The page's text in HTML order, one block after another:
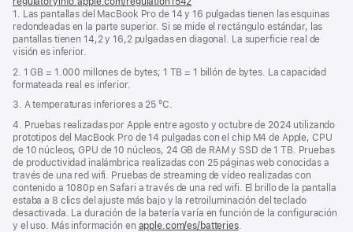
abre
en
una
1. Las pantallas del MacBook Pro de 14 y 16 pulgadas tienen las esquinas
redondeadas en la parte superior. Si se mide el rectángulo estándar, las
pantallas tienen 14,2 y 16,2 pulgadas en diagonal. La superficie real de
visión es inferior.
2. 1 GB = 1.000 millones de bytes; 1 TB = 1 billón de bytes. La capacidad
formateada real es inferior.
3. A temperaturas inferiores a 25 ºC.
4. Pruebas realizadas por Apple entre agosto y octubre de 2024 utilizando
prototipos del MacBook Pro de 14 pulgadas con el chip M4 de Apple, CPU
de 10 núcleos, GPU de 10 núcleos, 24 GB de RAM y SSD de 1 TB. Pruebas
de productividad inalámbrica realizadas con 25 páginas web conocidas a
través de una red wifi. Pruebas de streaming de vídeo realizadas con
contenido a 1080p en Safari a través de una red wifi. El brillo de la pantalla
estaba a 8 clics del ajuste más bajo y la retroiluminación del teclado
desactivada. La duración de la batería varía en función de la configuración
y el uso. Más información en apple.com/es/batteries.